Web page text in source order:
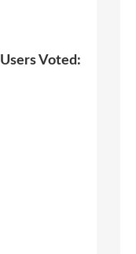
Users Voted: